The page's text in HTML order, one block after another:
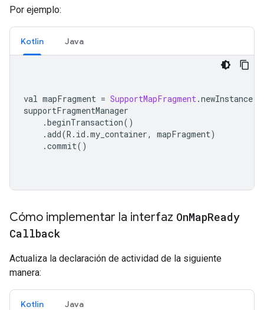
Por ejemplo:
Kotlin Java
val mapFragment = SupportMapFragment.newInstance
supportFragmentManager
.beginTransaction()
.add(R . id .my_container, mapFragment)
.commit()
Cómo implementar la interfaz OnMapReady
Callback
Actualiza la declaración de actividad de la siguiente
manera:
Kotlin Java